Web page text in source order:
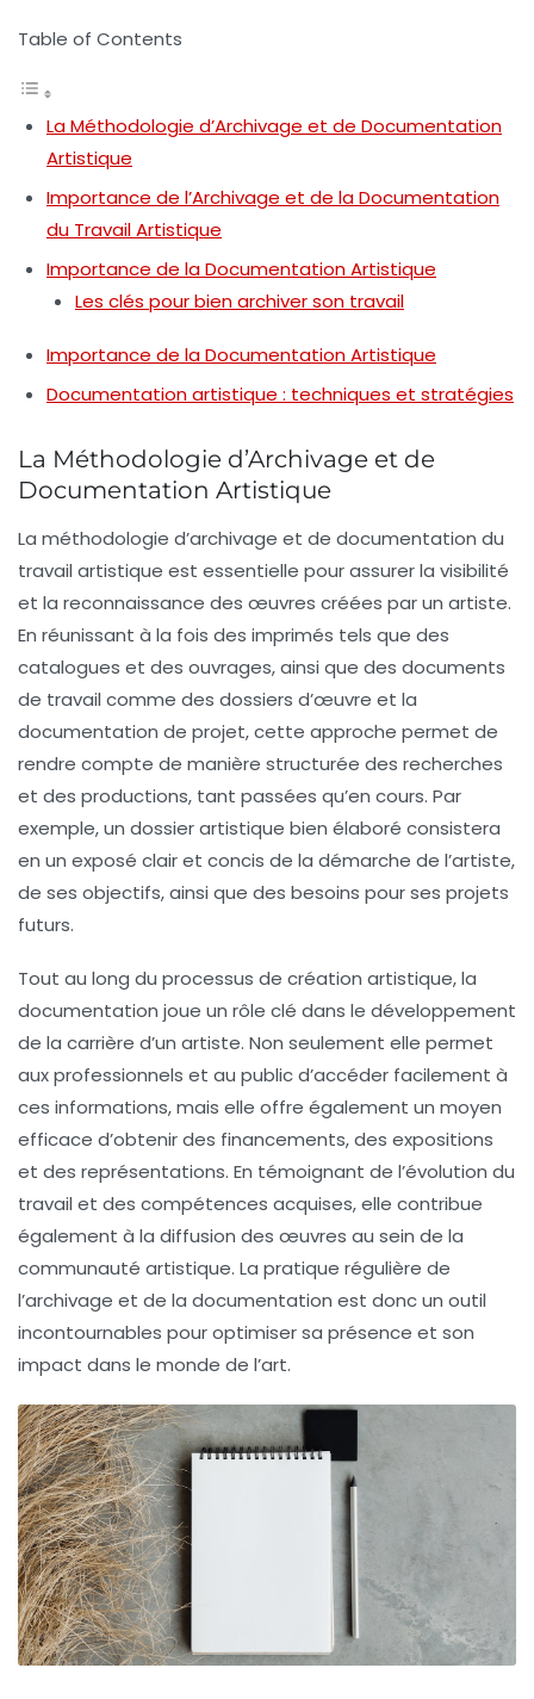
Table of Contents
La Méthodologie d’Archivage et de Documentation
Artistique
Importance de l’Archivage et de la Documentation
du Travail Artistique
Importance de la Documentation Artistique
Les clés pour bien archiver son travail
Importance de la Documentation Artistique
Documentation artistique : techniques et stratégies
La Méthodologie d’Archivage et de
Documentation Artistique
La méthodologie d’archivage et de documentation du
travail artistique est essentielle pour assurer la visibilité
et la reconnaissance des œuvres créées par un artiste.
En réunissant à la fois des imprimés tels que des
catalogues et des ouvrages, ainsi que des documents
de travail comme des dossiers d’œuvre et la
documentation de projet, cette approche permet de
rendre compte de manière structurée des recherches
et des productions, tant passées qu’en cours. Par
exemple, un dossier artistique bien élaboré consistera
en un exposé clair et concis de la démarche de l’artiste,
de ses objectifs, ainsi que des besoins pour ses projets
futurs.
Tout au long du processus de création artistique, la
documentation joue un rôle clé dans le développement
de la carrière d’un artiste. Non seulement elle permet
aux professionnels et au public d’accéder facilement à
ces informations, mais elle offre également un moyen
efficace d’obtenir des financements, des expositions
et des représentations. En témoignant de l’évolution du
travail et des compétences acquises, elle contribue
également à la diffusion des œuvres au sein de la
communauté artistique. La pratique régulière de
l’archivage et de la documentation est donc un outil
incontournables pour optimiser sa présence et son
impact dans le monde de l’art.